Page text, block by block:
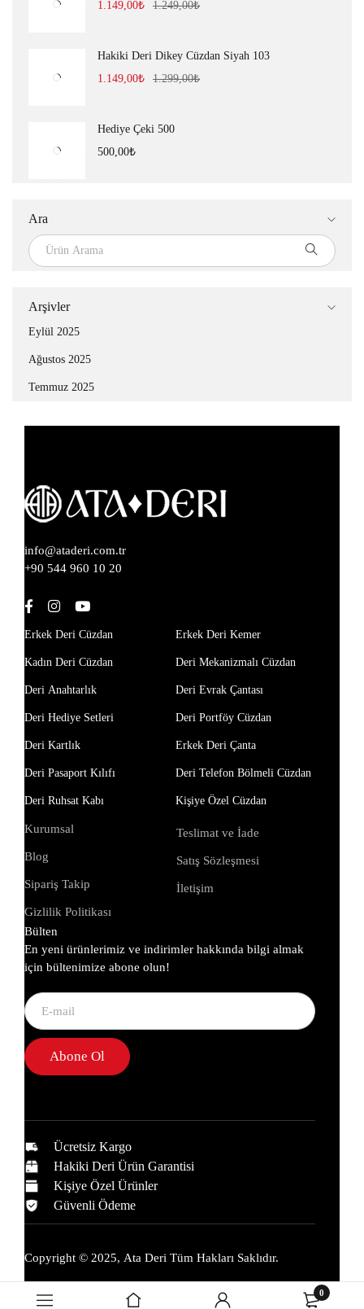
0
1.249,00₺
1.149,00₺
Hakiki Deri Dikey Cüzdan Siyah 103
1.299,00₺
1.149,00₺
Hediye Çeki 500
500,00₺
Ara
Arşivler
Eylül 2025
Ağustos 2025
Temmuz 2025
info@ataderi.com.tr
+90 544 960 10 20
Erkek Deri Cüzdan
Kadın Deri Cüzdan
Deri Anahtarlık
Deri Hediye Setleri
Deri Kartlık
Deri Pasaport Kılıfı
Deri Ruhsat Kabı
Erkek Deri Kemer
Deri Mekanizmalı Cüzdan
Deri Evrak Çantası
Deri Portföy Cüzdan
Erkek Deri Çanta
Deri Telefon Bölmeli Cüzdan
Kişiye Özel Cüzdan
Kurumsal
Blog
Sipariş Takip
Gizlilik Politikası
Teslimat ve İade
Satış Sözleşmesi
İletişim
Bülten
En yeni ürünlerimiz ve indirimler hakkında bilgi almak
için bültenimize abone olun!
Abone Ol
Ücretsiz Kargo
Hakiki Deri Ürün Garantisi
Kişiye Özel Ürünler
Güvenli Ödeme
Copyright © 2025, Ata Deri Tüm Hakları Saklıdır.